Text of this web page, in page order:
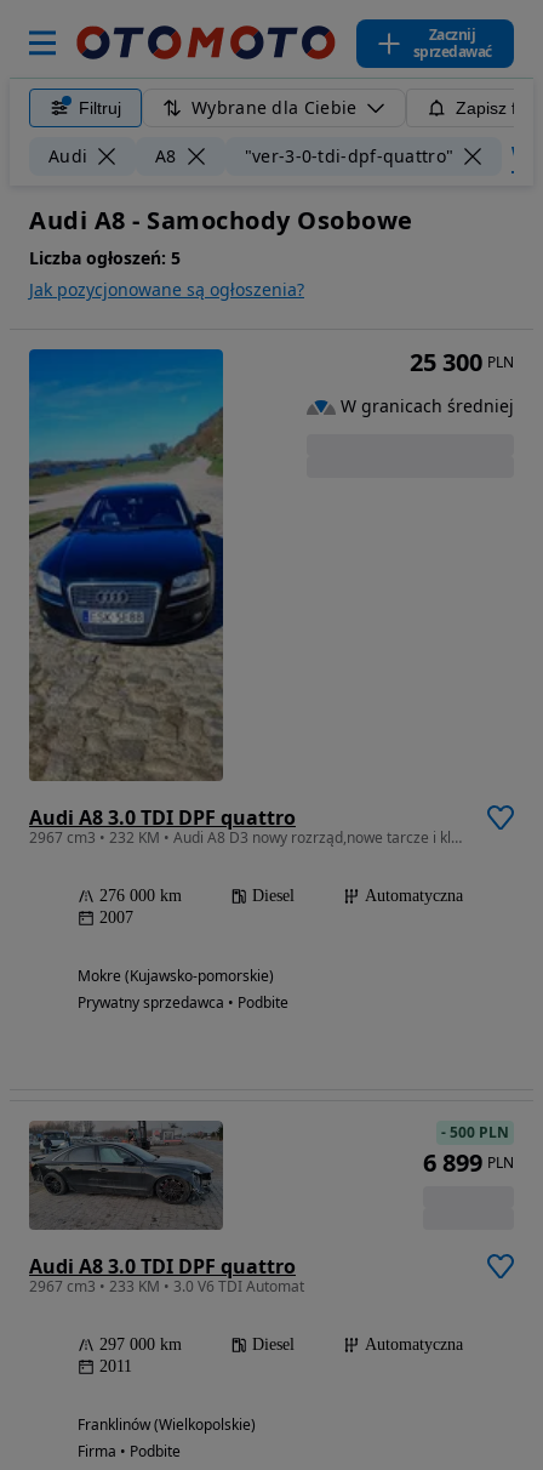
Zacznij
sprzedawać
Filtruj Wybrane dla Ciebie Zapisz
Audi A8 "ver-3-0-tdi-dpf-quattro"
Audi A8 - Samochody Osobowe
Liczba ogłoszeń: 5
Jak pozycjonowane są ogłoszenia?
Audi A8 3.0 TDI DPF quattro
2967 cm3 • 232 KM • Audi A8 D3 nowy rozrząd,nowe tarcze i klocki
276 000 km Diesel
Automatyczna
2007
Mokre (Kujawsko-pomorskie)
Prywatny sprzedawca • Podbite
25 300 PLN
W granicach średniej
Audi A8 3.0 TDI DPF quattro
2967 cm3 • 233 KM • 3.0 V6 TDI Automat
297 000 km Diesel
Automatyczna
2011
Franklinów (Wielkopolskie)
Firma • Podbite
-500 PLN
6 899 PLN